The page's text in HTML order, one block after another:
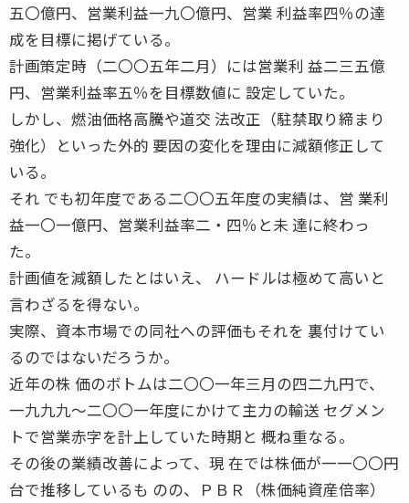
五〇億円、営業利益一九〇億円、営業 利益率四％の達
成を目標に掲げている。
計画策定時（二〇〇五年二月）には営業利 益二三五億
円、営業利益率五％を目標数値に 設定していた。
しかし、燃油価格高騰や道交 法改正（駐禁取り締まり
強化）といった外的 要因の変化を理由に減額修正して
いる。
それ でも初年度である二〇〇五年度の実績は、営 業利
益一〇一億円、営業利益率二・四％と未 達に終わっ
た。
計画値を減額したとはいえ、 ハードルは極めて高いと
言わざるを得ない。
実際、資本市場での同社への評価もそれを 裏付けてい
るのではないだろうか。
近年の株 価のボトムは二〇〇一年三月の四二九円で、
一九九九〜二〇〇一年度にかけて主力の輸送 セグメン
トで営業赤字を計上していた時期と 概ね重なる。
その後の業績改善によって、現 在では株価が一一〇〇円
台で推移しているも のの、ＰＢＲ（株価純資産倍率）